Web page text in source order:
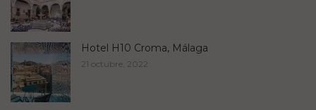
Hotel H10 Croma, Málaga
21 octubre, 2022